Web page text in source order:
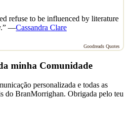
refuse to be influenced by literature
—Cassandra Clare
Goodreads Quotes
minha Comunidade
personalizada e todas as
do BranMorrighan. Obrigada pelo teu